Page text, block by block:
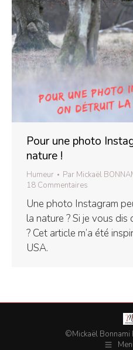
Pour une photo
nature !
Humeur Par Mickaël
18 Commentaires
Une photo Instagram
la nature ? Si je vous
? Cet article m’a été
USA.
©Mickaël